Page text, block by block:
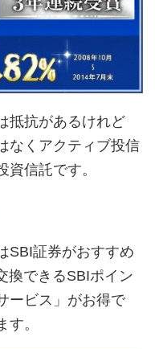
抵抗があるけれど
なくアクティブ投信
資信託です。
SBI証券がおすすめ
換できるSBIポイン
ービス」がお得で
。